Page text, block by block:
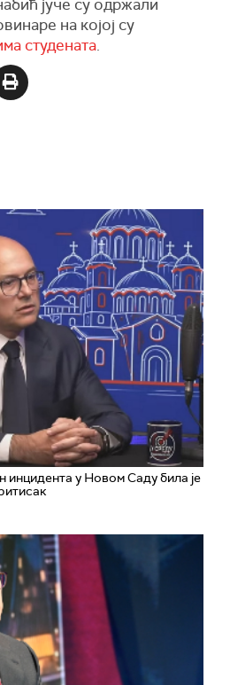
јуче су одржали
на којој су
студената.
инцидента у Новом Саду била је